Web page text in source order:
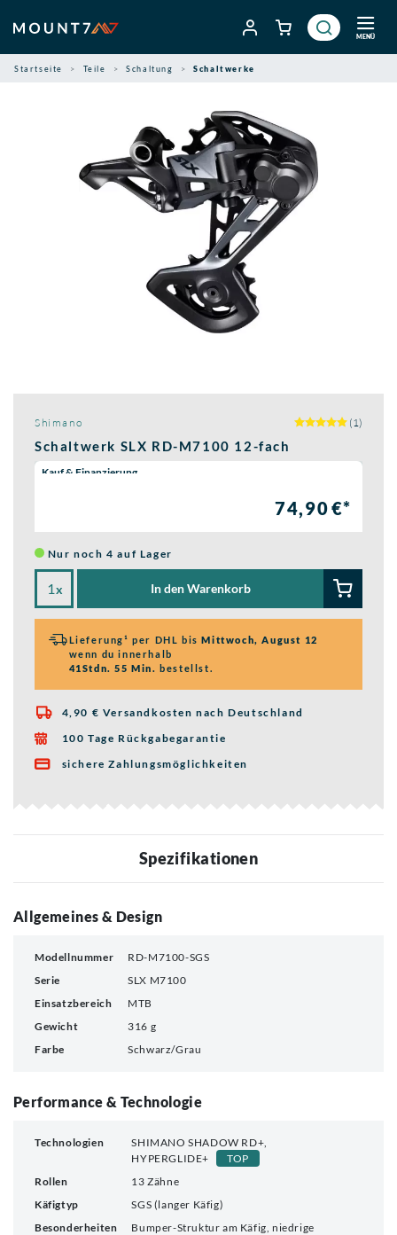
Inhalt
springen
MENÜ
Startseite Teile Schaltung Schaltwerke
Shimano (1)
Schaltwerk SLX RD-M7100 12-fach
Wähle eine Preisoption:
Kauf & Finanzierung
74,90 €*
Nur noch 4 auf Lager
x In den Warenkorb
Lieferung¹ per DHL bisMittwoch, August 12
wenn du innerhalb
41Stdn. 55 Min. bestellst.
 4,90 € Versandkosten nach Deutschland
 100 Tage Rückgabegarantie
 sichere Zahlungsmöglichkeiten
Spezifikationen
Allgemeines & Design
Modellnummer
RD-M7100-SGS
Serie
SLX M7100
Einsatzbereich
MTB
Gewicht
316 g
Farbe
Schwarz/Grau
Performance & Technologie
Technologien
SHIMANO SHADOW RD+,
HYPERGLIDE+
TOP
Rollen
13 Zähne
Käfigtyp
SGS (langer Käfig)
Besonderheiten
Bumper-Struktur am Käfig, niedrige